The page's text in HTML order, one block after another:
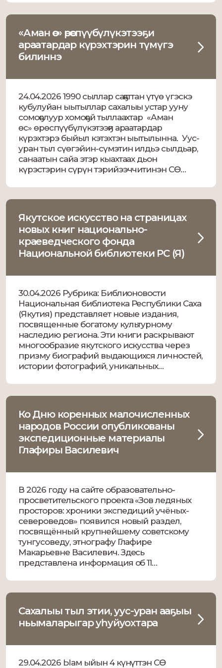
объединяет доброта, мудрость, любовь к
родной земле, к богатой устной традиции
«Аман өс» өрөспүүбүлүкэтээҕи
араатардар күрэхтэрин түмүгэ
билиннэ
24.04.2026 1990 сыллар саҕаттан үтүө үгэскэ
кубулуйан ыытыллар сахалыы устар ууну
сомоҕолуур хомоҕой тыллаахтар «Аман
өс» өрөспүүбүлүкэтээҕи араатардар
күрэхтэрэ быйыл кэтэхтэн ыытылынна. Уус-
уран тыл сүөгэйин-сүмэтин илдьэ сылдьар,
санаатын сайа этэр кыахтаах дьон
күрэстэрин сүрүн тэрийээччитинэн СӨ
олохтоох норуоттарын киинин кыраайы
үөрэтэр национальнай пуондата буолар.
олох бары эйгэтигэр […]
Якутское искусство на страницах
новых книг национально-
краеведческого фонда
Национальной библиотеки РС (Я)
30.04.2026 Рубрика: Библионовости
Национальная библиотека Республики Саха
(Якутия) представляет новые издания,
посвященные богатому культурному
наследию региона. Эти книги раскрывают
многообразие якутского искусства через
призму биографий выдающихся личностей,
истории фотографий, уникальных
ремесел. Новые публикации открывают
читателям мир якутской идентичности,
История Якутии в фотографиях Василия
Дохунаева. 1957-1987 / [автор проекта
Анастасия […]
Ко Дню коренных малочисленных
народов России опубликованы
экспедиционные материалы
Глафиры Василевич
В 2026 году на сайте образовательно-
просветительского проекта «Зов ледяных
просторов: хроники экспедиций учёных-
североведов» появился новый раздел,
посвящённый крупнейшему советскому
тунгусоведу, этнографу Глафире
Макарьевне Василевич. Здесь
представлена информация об 11
с 1925 по 1969 годы по бассейнам рек
Витима, Олекмы, Енисея, Нижней Тунгуски,
маршруты экспедиций на основе […]
Сахалыы тыл этии, уус-уран ааҕыы
ньымаларыгар уһуйуохтара
29.04.2026 Ыам ыйын 4 күнүттэн СӨ